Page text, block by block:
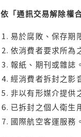
依「通訊交易解除權
易於腐敗、保存期
依消費者要求所為
報紙、期刊或雜誌。
經消費者拆封之影
非以有形媒介提供
已拆封之個人衛生
國際航空客運服務。